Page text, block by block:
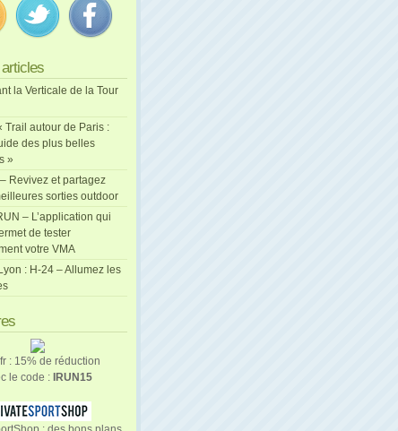
la Verticale de la Tour
Trail autour de Paris :
des plus belles
»
Revivez et partagez
sorties outdoor
– L’application qui
de tester
votre VMA
: H-24 – Allumez les
: 15% de réduction
le code : IRUN15